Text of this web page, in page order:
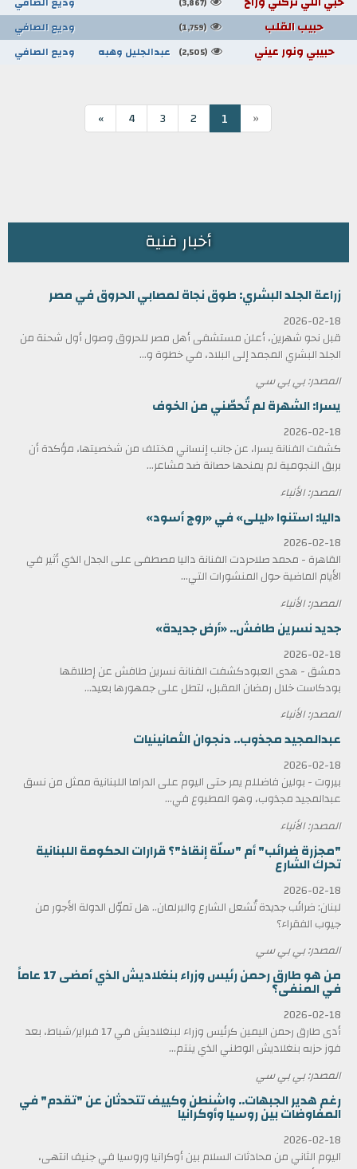
حبيب القلب (1,759) وديع الصافي
حبيبي ونور عيني (2,505) عبدالجليل وهبه وديع الصافي
«
1
2
3
4
»
أخبار فنية
زراعة الجلد البشري: طوق نجاة لمصابي الحروق في مصر
2026-02-18
قبل نحو شهرين، أعلن مستشفى أهل مصر للحروق وصول أول شحنة من
الجلد البشري المجمد إلى البلاد، في خطوة و...
المصدر: بي بي سي
يسرا: الشهرة لم تُحصّني من الخوف
2026-02-18
كشفت الفنانة يسرا، عن جانب إنساني مختلف من شخصيتها، مؤكدة أن
بريق النجومية لم يمنحها حصانة ضد مشاعر...
المصدر: الأنباء
داليا: استنوا «ليلى» في «روج أسود»
2026-02-18
القاهرة - محمد صلاحردت الفنانة داليا مصطفى على الجدل الذي أثير في
الأيام الماضية حول المنشورات التي...
المصدر: الأنباء
جديد نسرين طافش.. «أرض جديدة»
2026-02-18
دمشق - هدى العبودكشفت الفنانة نسرين طافش عن إطلاقها
بودكاست خلال رمضان المقبل، لتطل على جمهورها بعيد...
المصدر: الأنباء
عبدالمجيد مجذوب.. دنجوان الثمانينيات
2026-02-18
بيروت - بولين فاضللم يمر حتى اليوم على الدراما اللبنانية ممثل من نسق
عبدالمجيد مجذوب، وهو المطبوع في...
المصدر: الأنباء
"مجزرة ضرائب" أم "سلّة إنقاذ"؟ قرارات الحكومة اللبنانية
تحرك الشارع
2026-02-18
لبنان: ضرائب جديدة تُشعل الشارع والبرلمان.. هل تموّل الدولة الأجور من
جيوب الفقراء؟
المصدر: بي بي سي
من هو طارق رحمن رئيس وزراء بنغلاديش الذي أمضى 17 عاماً
في المنفى؟
2026-02-18
أدى طارق رحمن اليمين كرئيس وزراء لبنغلاديش في 17 فبراير/شباط، بعد
فوز حزبه بنغلاديش الوطني الذي ينتم...
المصدر: بي بي سي
رغم هدير الجبهات.. واشنطن وكييف تتحدثان عن "تقدم" في
المفاوضات بين روسيا وأوكرانيا
2026-02-18
اليوم الثاني من محادثات السلام بين أوكرانيا وروسيا في جنيف انتهى،